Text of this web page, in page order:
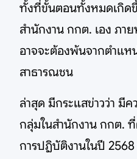
ทั้งที่ขั้นตอนทั้งหมดเกิด
สำนักงาน กกต. เอง ภา
อาจจะต้องพ้นจากตำแห
สาธารณชน
ล่าสุด มีกระแสข่าวว่า มี
กลุ่มในสำนักงาน กกต.
การปฏิบัติงานในปี 2568